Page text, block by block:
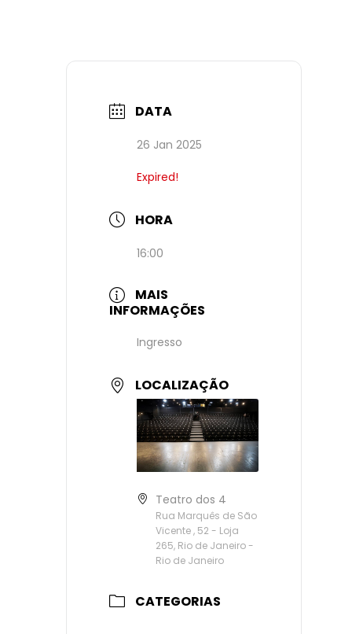
DATA
26 Jan 2025
Expired!
HORA
16:00
MAIS
INFORMAÇÕES
Ingresso
LOCALIZAÇÃO
Teatro dos 4
Rua Marquês de São
Vicente , 52 - Loja
265, Rio de Janeiro -
Rio de Janeiro
CATEGORIAS